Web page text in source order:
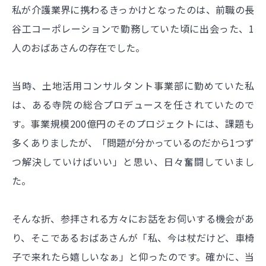
私が介護業界に携わるきっかけとなったのは、前職の長
谷工コーポレーションで勤務していた頃に出会った、1
人のおばあさんの存在でした。
当時、土地活用コンサルタント事業部に勤めていた私
は、ある寺院の総合プロデュースを任されていたので
す。事業規模200億円のそのプロジェクトには、課題も
多くありましたが、「問題が分かっているのだから1つず
つ解決していけばいい」と思い、日々奮闘していまし
た。
そんな折、参拝される方々にお話をお伺いする機会があ
り、そこであるおばあさんが「私、今は杖だけど、車椅
子で来れたら嬉しいなぁ」と仰ったのです。確かに、当